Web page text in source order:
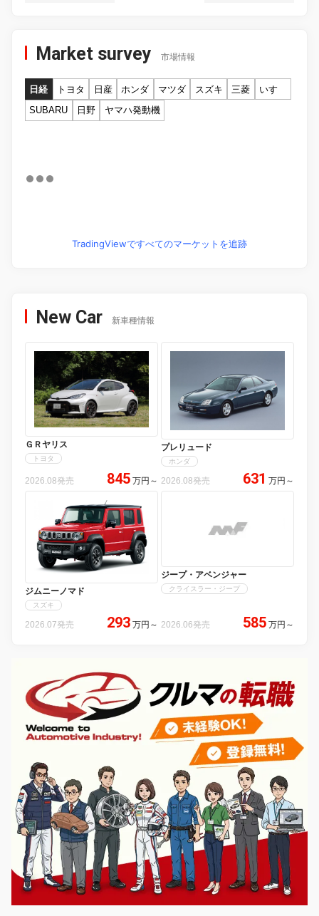
Market survey 市場情報
日経 トヨタ 日産 ホンダ マツダ スズキ 三菱
いすゞ
SUBARU
日野 ヤマハ発動機
TradingViewですべてのマーケットを追跡
New Car 新車種情報
ＧＲヤリス
トヨタ
2026.08発売 845 万円 ～
プレリュード
ホンダ
2026.08発売 631 万円 ～
ジムニーノマド
スズキ
2026.07発売 293 万円 ～
ジープ・アベンジャー
クライスラー・ジープ
2026.06発売 585 万円 ～